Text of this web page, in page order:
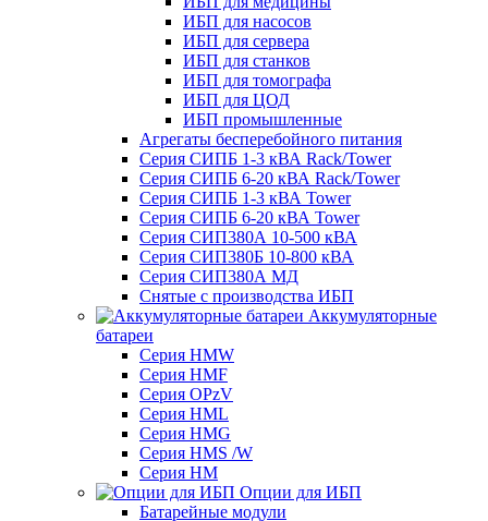
ИБП для насосов
ИБП для сервера
ИБП для станков
ИБП для томографа
ИБП для ЦОД
ИБП промышленные
Агрегаты бесперебойного питания
Серия СИПБ 1-3 кВА Rack/Tower
Серия СИПБ 6-20 кВА Rack/Tower
Серия СИПБ 1-3 кВА Tower
Серия СИПБ 6-20 кВА Tower
Серия СИП380А 10-500 кВА
Серия СИП380Б 10-800 кВА
Серия СИП380А МД
Снятые с производства ИБП
Аккумуляторные
батареи
Серия HMW
Серия HMF
Серия OPzV
Серия HML
Серия HMG
Серия HMS /W
Серия HM
Опции для ИБП
Батарейные модули